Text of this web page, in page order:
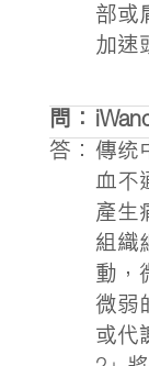
部或
加速
問：
答： 傳统
血不
產生
組織
動，
微弱
或代